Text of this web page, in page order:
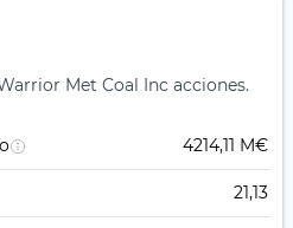
Met Coal Inc acciones.
4214,11 M€
21,13